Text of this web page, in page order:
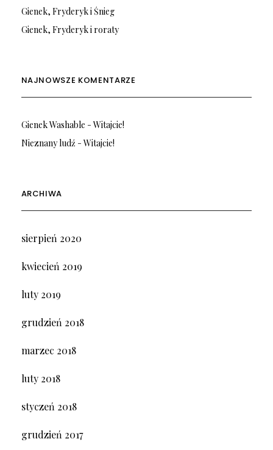
Gienek, Fryderyk i Śnieg
Gienek, Fryderyk i roraty
NAJNOWSZE KOMENTARZE
Gienek Washable -Witajcie!
Nieznany ludź -Witajcie!
ARCHIWA
sierpień 2020
kwiecień 2019
luty 2019
grudzień 2018
marzec 2018
luty 2018
styczeń 2018
grudzień 2017